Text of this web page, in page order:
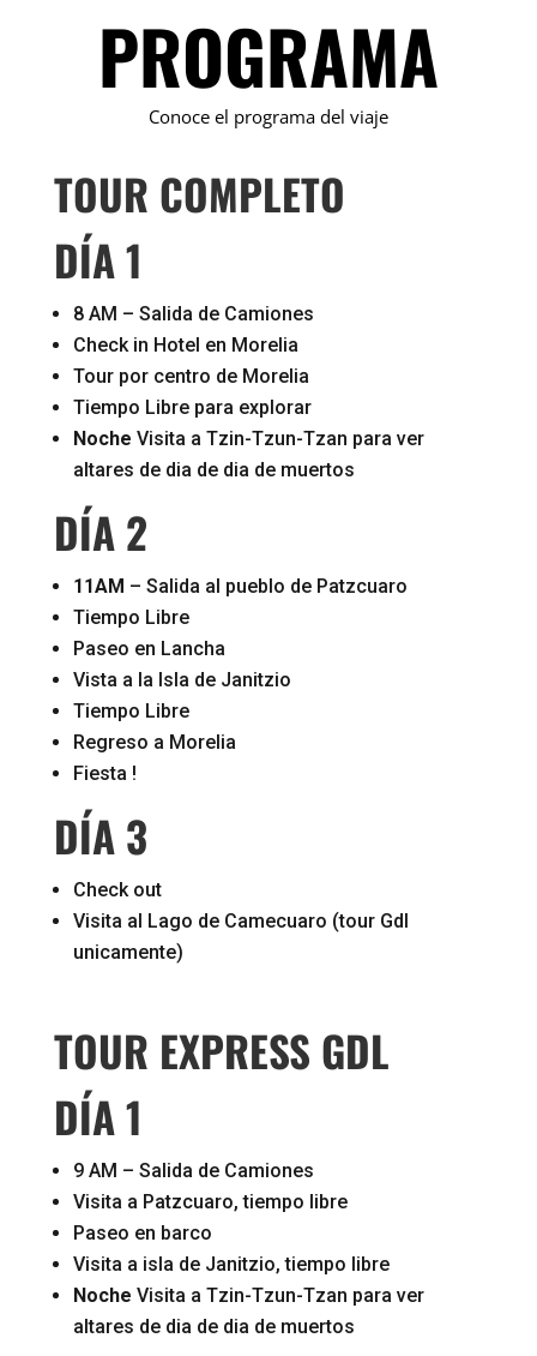
PROGRAMA
Conoce el programa del viaje
TOUR COMPLETO
DÍA 1
8 AM – Salida de Camiones
Check in Hotel en Morelia
Tour por centro de Morelia
Tiempo Libre para explorar
Noche Visita a Tzin-Tzun-Tzan para ver
altares de dia de dia de muertos
DÍA 2
11AM – Salida al pueblo de Patzcuaro
Tiempo Libre
Paseo en Lancha
Vista a la Isla de Janitzio
Tiempo Libre
Regreso a Morelia
Fiesta !
DÍA 3
Check out
Visita al Lago de Camecuaro (tour Gdl
unicamente)
TOUR EXPRESS GDL
DÍA 1
9 AM – Salida de Camiones
Visita a Patzcuaro, tiempo libre
Paseo en barco
Visita a isla de Janitzio, tiempo libre
Noche Visita a Tzin-Tzun-Tzan para ver
altares de dia de dia de muertos